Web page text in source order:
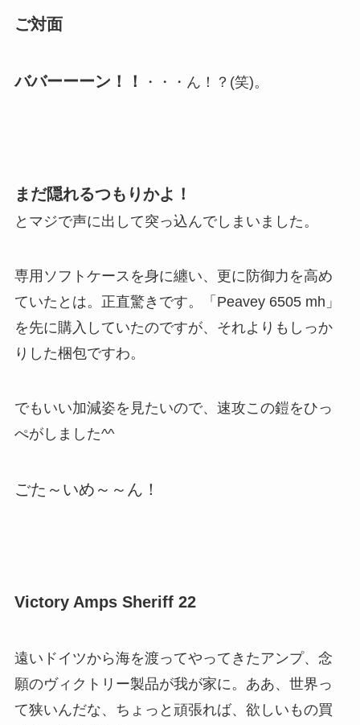
ご対面
ババーーーン！！ ・・・ん！？(笑)。
まだ隠れるつもりかよ！
とマジで声に出して突っ込んでしまいました。
専用ソフトケースを身に纏い、更に防御力を高め
ていたとは。正直驚きです。「Peavey 6505 mh」
を先に購入していたのですが、それよりもしっか
りした梱包ですわ。
でもいい加減姿を見たいので、速攻この鎧をひっ
ぺがしました^^
ごた～いめ～～ん！
Victory Amps Sheriff 22
遠いドイツから海を渡ってやってきたアンプ、念
願のヴィクトリー製品が我が家に。ああ、世界っ
て狭いんだな、ちょっと頑張れば、欲しいもの買